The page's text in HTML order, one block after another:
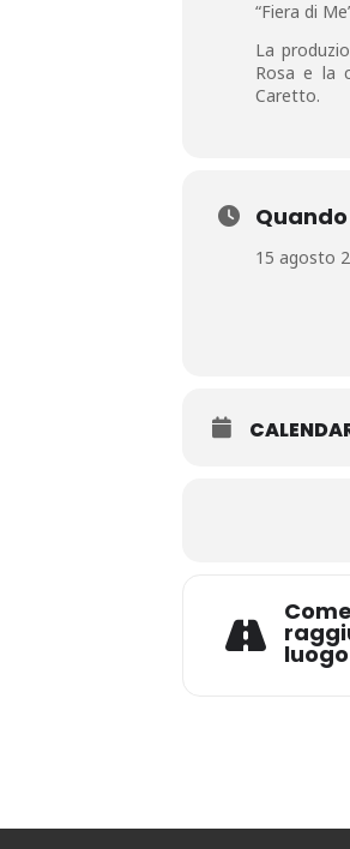
“Fiera di
La
Rosa e la
Caretto.
Quando
15 agosto
Come
luogo